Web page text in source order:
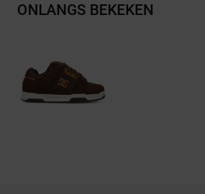
ONLANGS BEKEKEN